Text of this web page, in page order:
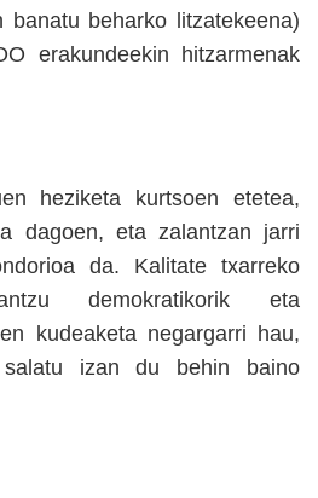
banatu beharko litzatekeena)
erakundeekin hitzarmenak
heziketa kurtsoen etetea,
dagoen, eta zalantzan jarri
da. Kalitate txarreko
demokratikorik eta
kudeaketa negargarri hau,
salatu izan du behin baino